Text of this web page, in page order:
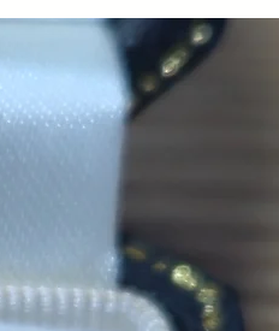
Pretty chic and timeless
Weight: 6 grams
Finger size: 56
Sizing possible in our Aix-